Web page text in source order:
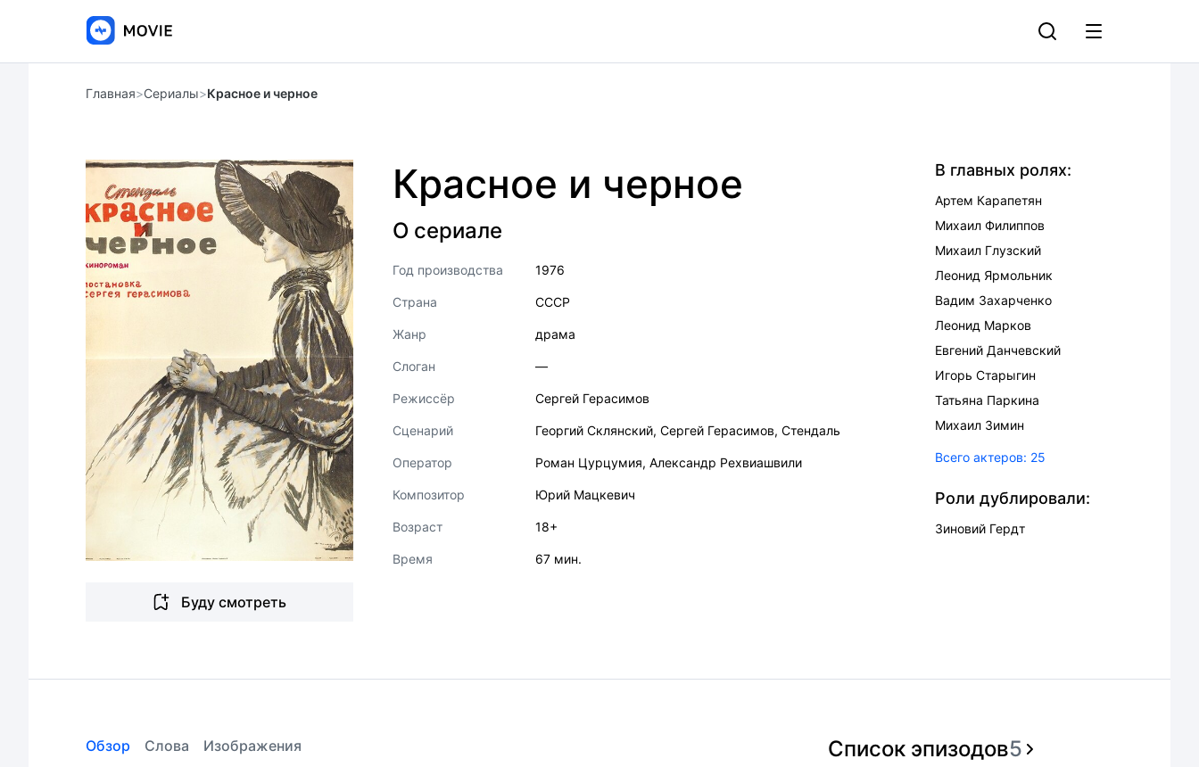
Главная>Сериалы>Красное и черное
Буду смотреть
Красное и черное
О сериале
Год производства 1976
Страна СССР
Жанр драма
Слоган —
Режиссёр Сергей Герасимов
Сценарий Георгий Склянский, Сергей Герасимов, Стендаль
Оператор Роман Цурцумия, Александр Рехвиашвили
Композитор Юрий Мацкевич
Возраст 18+
Время 67 мин.
В главных ролях:
Артем Карапетян
Михаил Филиппов
Михаил Глузский
Леонид Ярмольник
Вадим Захарченко
Леонид Марков
Евгений Данчевский
Игорь Старыгин
Татьяна Паркина
Михаил Зимин
Всего актеров: 25
Роли дублировали:
Зиновий Гердт
Обзор Слова Изображения Список эпизодов5